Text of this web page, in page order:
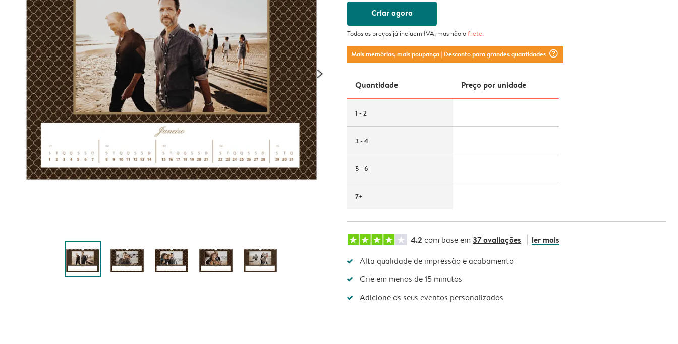
Criar agora
Todos os preços já incluem IVA, mas não ofrete.
Mais memórias, mais poupança| Desconto para grandes quantidades question_mark_circle
Quantidade Preço por unidade
1 - 2
3 - 4
5 - 6
7+
4.2 com base em 37 avaliações ler mais
Alta qualidade de impressão e acabamento
Crie em menos de 15 minutos
Adicione os seus eventos personalizados